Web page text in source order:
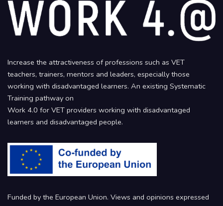
Increase the attractiveness of professions such as VET
teachers, trainers, mentors and leaders, especially those
working with disadvantaged learners. An existing Systematic
Training pathway on
Work 4.0 for VET providers working with disadvantaged
learners and disadvantaged people.
Funded by the European Union. Views and opinions expressed